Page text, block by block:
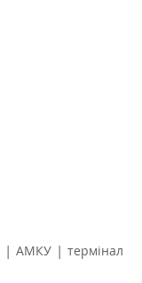
| АМКУ | термінал